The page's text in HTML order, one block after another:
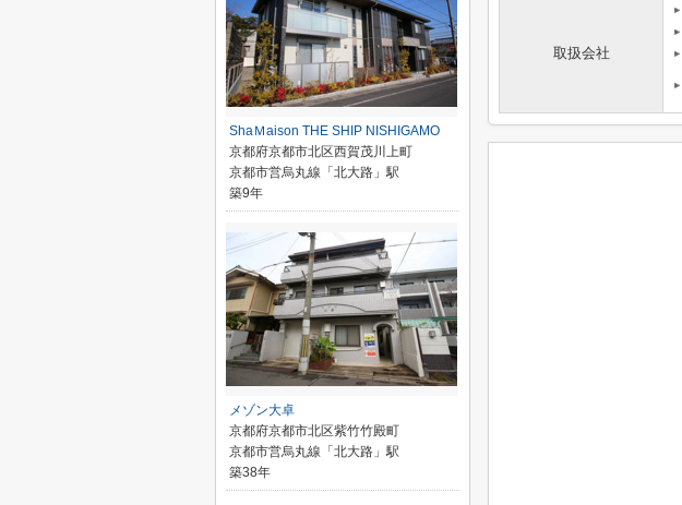
取扱会社
ShaＭaison THE SHIP NISHIGAMO
京都府京都市北区西賀茂川上町
京都市営烏丸線「北大路」駅
築9年
メゾン大卓
京都府京都市北区紫竹竹殿町
京都市営烏丸線「北大路」駅
築38年